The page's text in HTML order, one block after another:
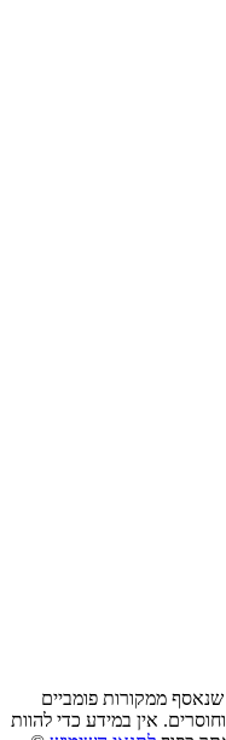
ממקורות פומביים
אין במידע כדי להוות